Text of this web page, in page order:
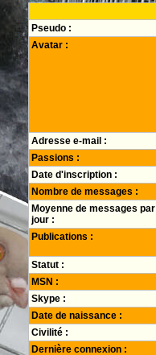
Pseudo :
Avatar :
Adresse e-mail :
Passions :
Date d'inscription :
Nombre de messages :
Moyenne de messages par
jour :
Publications :
Statut :
MSN :
Skype :
Date de naissance :
Civilité :
Dernière connexion :